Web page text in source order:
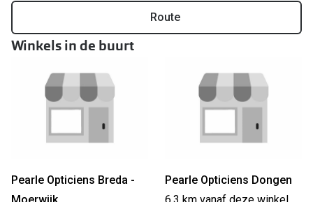
Online bril kopen in maar 4 stappen
Soorten brillenglazen
Bril online passen
Brillentrends
Meekleurende glazen
Route
Winkels in de buurt
Pearle Opticiens Breda -
Pearle Opticiens Dongen